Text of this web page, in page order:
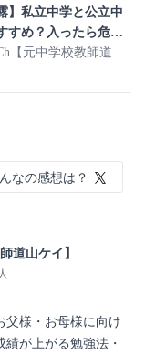
】私立中学と公立中
すめ？入ったら危険
で注意
【元中学校教師道山
なの感想は？
道山ケイ】
父様・お母様に向け
が上がる勉強法・